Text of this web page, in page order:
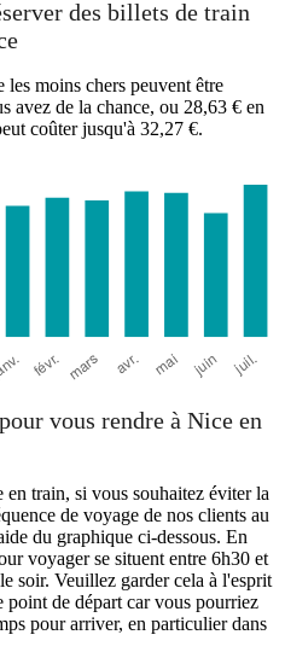
des billets de train
moins chers peuvent être
avez de la chance, ou 28,63 € en
coûter jusqu'à 32,27 €.
vous rendre à Nice en
train, si vous souhaitez éviter la
de voyage de nos clients au
du graphique ci-dessous. En
voyager se situent entre 6h30 et
soir. Veuillez garder cela à l'esprit
point de départ car vous pourriez
pour arriver, en particulier dans